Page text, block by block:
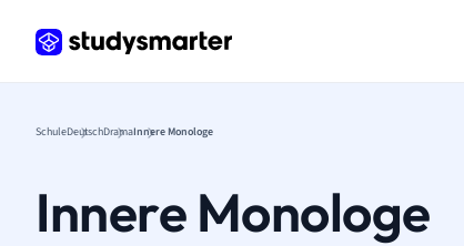
SchuleDeutschDramaInnere Monologe
Innere Monologe